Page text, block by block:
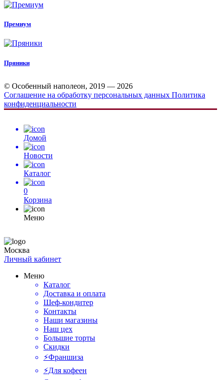
Премиум
Пряники
© Особенный наполеон, 2019 — 2026
Соглашение на обработку персональных данных Политика
конфиденциальности
Домой
Новости
Каталог
0
Корзина
Меню
Москва
Личный кабинет
Меню
Каталог
Доставка и оплата
Шеф-кондитер
Контакты
Наши магазины
Наш цех
Большие торты
Скидки
⚡️Франшиза
⚡️Для кофеен